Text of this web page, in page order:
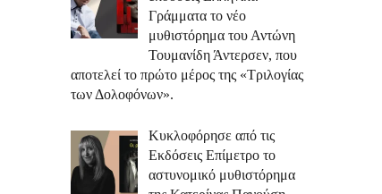
Γράμματα το νέο
μυθιστόρημα του Αντώνη
Τουμανίδη Άντερσεν, που
αποτελεί το πρώτο μέρος της «Τριλογίας
των Δολοφόνων».
Κυκλοφόρησε από τις
Εκδόσεις Επίμετρο το
αστυνομικό μυθιστόρημα